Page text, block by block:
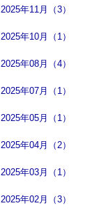
2025年11月（3）
2025年10月（1）
2025年08月（4）
2025年07月（1）
2025年05月（1）
2025年04月（2）
2025年03月（1）
2025年02月（3）